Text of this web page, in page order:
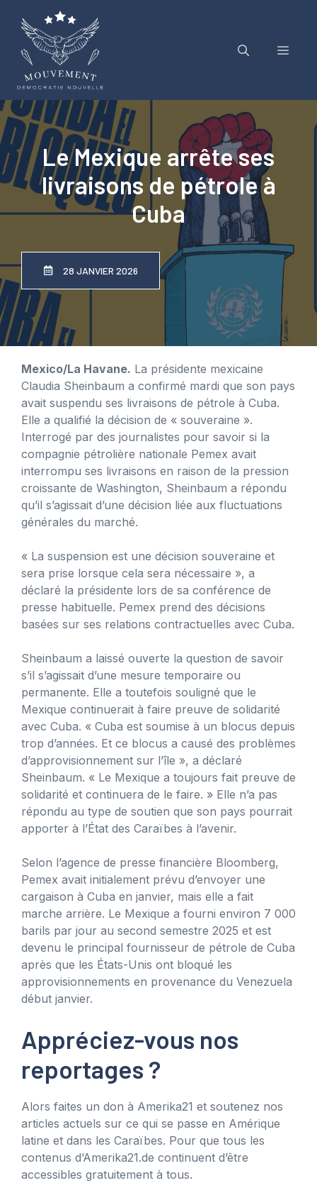
contenu
Menu
Le Mexique arrête ses
livraisons de pétrole à
Cuba
28 JANVIER 2026
Mexico/La Havane. La présidente mexicaine
Claudia Sheinbaum a confirmé mardi que son pays
avait suspendu ses livraisons de pétrole à Cuba.
Elle a qualifié la décision de « souveraine ».
Interrogé par des journalistes pour savoir si la
compagnie pétrolière nationale Pemex avait
interrompu ses livraisons en raison de la pression
croissante de Washington, Sheinbaum a répondu
qu’il s’agissait d’une décision liée aux fluctuations
générales du marché.
« La suspension est une décision souveraine et
sera prise lorsque cela sera nécessaire », a
déclaré la présidente lors de sa conférence de
presse habituelle. Pemex prend des décisions
basées sur ses relations contractuelles avec Cuba.
Sheinbaum a laissé ouverte la question de savoir
s’il s’agissait d’une mesure temporaire ou
permanente. Elle a toutefois souligné que le
Mexique continuerait à faire preuve de solidarité
avec Cuba. « Cuba est soumise à un blocus depuis
trop d’années. Et ce blocus a causé des problèmes
d’approvisionnement sur l’île », a déclaré
Sheinbaum. « Le Mexique a toujours fait preuve de
solidarité et continuera de le faire. » Elle n’a pas
répondu au type de soutien que son pays pourrait
apporter à l’État des Caraïbes à l’avenir.
Selon l’agence de presse financière Bloomberg,
Pemex avait initialement prévu d’envoyer une
cargaison à Cuba en janvier, mais elle a fait
marche arrière. Le Mexique a fourni environ 7 000
barils par jour au second semestre 2025 et est
devenu le principal fournisseur de pétrole de Cuba
après que les États-Unis ont bloqué les
approvisionnements en provenance du Venezuela
début janvier.
Appréciez-vous nos
reportages ?
Alors faites un don à Amerika21 et soutenez nos
articles actuels sur ce qui se passe en Amérique
latine et dans les Caraïbes. Pour que tous les
contenus d’Amerika21.de continuent d’être
accessibles gratuitement à tous.